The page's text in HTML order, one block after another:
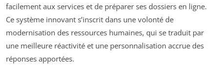
facilement aux services et de préparer ses dossiers en ligne.
Ce système innovant s’inscrit dans une volonté de
modernisation des ressources humaines, qui se traduit par
une meilleure réactivité et une personnalisation accrue des
réponses apportées.